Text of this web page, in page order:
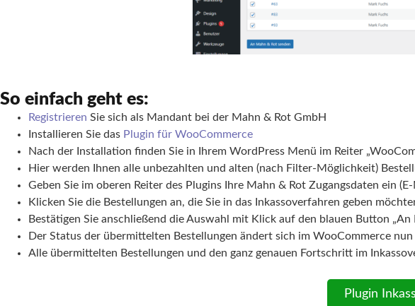
So einfach geht es:
Registrieren Sie sich als Mandant bei der Mahn & Rot GmbH
Installieren Sie das Plugin für WooCommerce
Nach der Installation finden Sie in Ihrem WordPress Menü im Reiter
Hier werden Ihnen alle unbezahlten und alten (nach Filter-Möglichkeit)
Geben Sie im oberen Reiter des Plugins Ihre Mahn & Rot Zugangsdaten ein
Klicken Sie die Bestellungen an, die Sie in das Inkassoverfahren geben
Bestätigen Sie anschließend die Auswahl mit Klick auf den blauen Button „An
Der Status der übermittelten Bestellungen ändert sich im WooCommerce nun
Alle übermittelten Bestellungen und den ganz genauen Fortschritt im
Plugin